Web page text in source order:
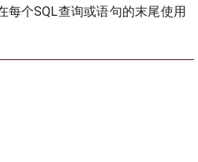
每个SQL查询或语句的末尾使用